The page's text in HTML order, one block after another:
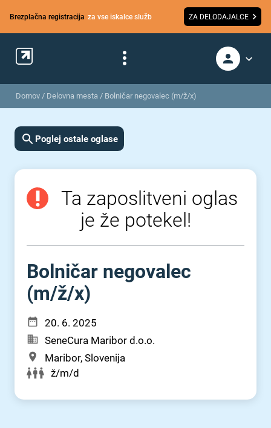
Brezplačna registracija za vse iskalce služb ZA DELODAJALCE
Domov / Delovna mesta / Bolničar negovalec (m/ž/x)
Poglej ostale oglase
Ta zaposlitveni oglas
je že potekel!
Bolničar negovalec
(m⁠/⁠ž⁠/⁠x)
20. 6. 2025
SeneCura Maribor d.o.o.
Maribor, Slovenija
ž/m/d